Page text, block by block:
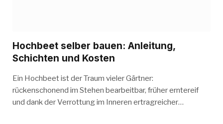
Hochbeet selber bauen: Anleitung,
Schichten und Kosten
Ein Hochbeet ist der Traum vieler Gärtner:
rückenschonend im Stehen bearbeitbar, früher erntereif
und dank der Verrottung im Inneren ertragreicher…